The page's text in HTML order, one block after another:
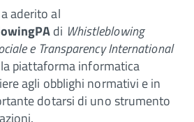
aderito al
di Whistleblowing
e Transparency International
piattaforma informatica
agli obblighi normativi e in
dotarsi di uno strumento